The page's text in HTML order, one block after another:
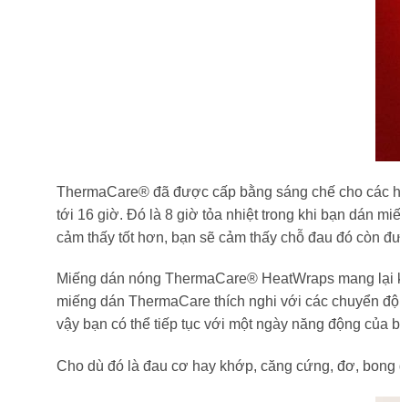
ThermaCare® đã được cấp bằng sáng chế cho các
tới 16 giờ. Đó là 8 giờ tỏa nhiệt trong khi bạn dán
cảm thấy tốt hơn, bạn sẽ cảm thấy chỗ đau đó còn
Miếng dán nóng ThermaCare® HeatWraps mang
miếng dán ThermaCare thích nghi với các chuyển
vậy bạn có thể tiếp tục với một ngày năng động của
Cho dù đó là đau cơ hay khớp, căng cứng, đơ,